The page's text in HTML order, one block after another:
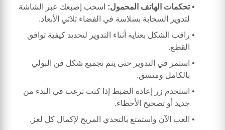
تحكمات الهاتف المحمول: اسحب إصبعك عبر الشاشة
لتدوير السحابة بسلاسة في الفضاء ثلاثي الأبعاد.
راقب الشكل بعناية أثناء التدوير لتحديد كيفية توافق
القطع.
استمر في التدوير حتى يتم تجميع شكل فن البولي
بالكامل ومتسق.
استخدم زر إعادة الضبط إذا كنت ترغب في البدء من
جديد أو تصحيح الأخطاء.
العب الآن واستمتع بالتحدي المريح لإكمال كل لغز.